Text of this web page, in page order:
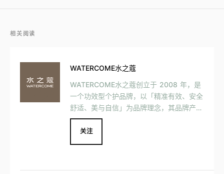
相关阅读
WATERCOME水之蔻
WATERCOME水之蔻创立于 2008 年，是
一个功效型个护品牌，以「精准有效、安全
舒适、美与自信」为品牌理念，其品牌产品
包括脱毛膏、身体乳和沐浴露等。目前 WA
TERCOME水之蔻已完成线上渠道全覆盖，
线下渠道上已与屈臣氏、KKV、调色师等多
关注